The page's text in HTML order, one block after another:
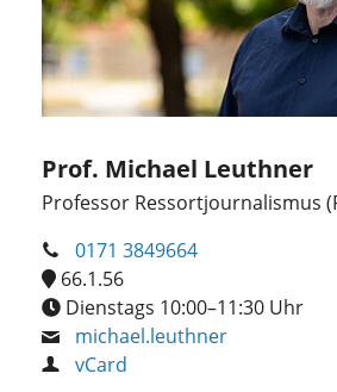
Prof. Michael Leuthner
Professor Ressortjournalismus
0171 3849664
66.1.56
Dienstags 10:00–11:30 Uhr
michael.leuthner
vCard